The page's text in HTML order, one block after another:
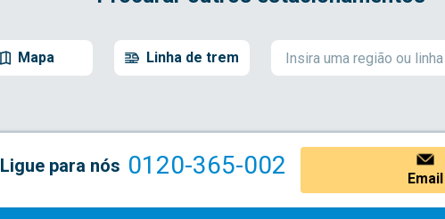
Mapa Linha de trem
Ligue para nós 0120-365-002 Email